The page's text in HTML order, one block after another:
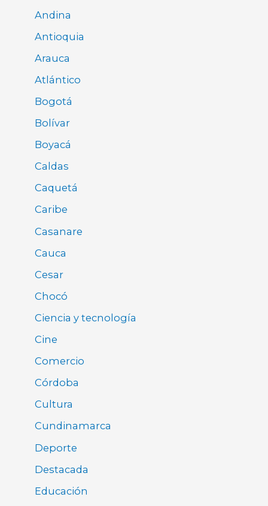
Andina
Antioquia
Arauca
Atlántico
Bogotá
Bolívar
Boyacá
Caldas
Caquetá
Caribe
Casanare
Cauca
Cesar
Chocó
Ciencia y tecnología
Cine
Comercio
Córdoba
Cultura
Cundinamarca
Deporte
Destacada
Educación